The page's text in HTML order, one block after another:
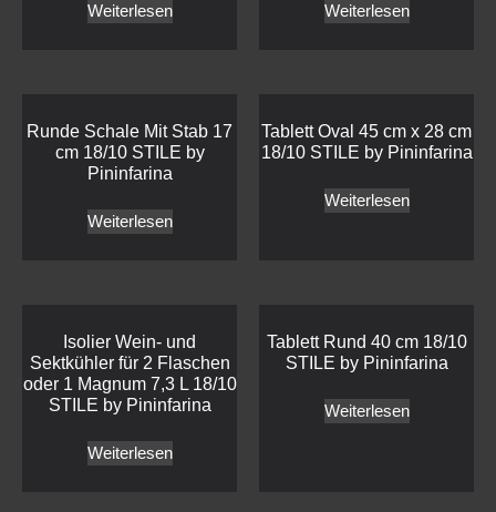
Weiterlesen Weiterlesen
Runde Schale Mit Stab 17
cm 18/10 STILE by
Pininfarina
Weiterlesen
Tablett Oval 45 cm x 28 cm
18/10 STILE by Pininfarina
Weiterlesen
Isolier Wein- und
Sektkühler für 2 Flaschen
oder 1 Magnum 7,3 L 18/10
STILE by Pininfarina
Weiterlesen
Tablett Rund 40 cm 18/10
STILE by Pininfarina
Weiterlesen